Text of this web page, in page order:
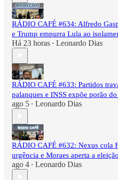
RÁDIO CAFÉ #634: Alfredo
e Trump empurra Lula ao
Há 23 horas • Leonardo Dias
RÁDIO CAFÉ #633: Partidos
palanques e INSS expõe porão
ago 5 • Leonardo Dias
RÁDIO CAFÉ #632: Nexus cola
urgência e Moraes aperta a eleição
ago 4 • Leonardo Dias